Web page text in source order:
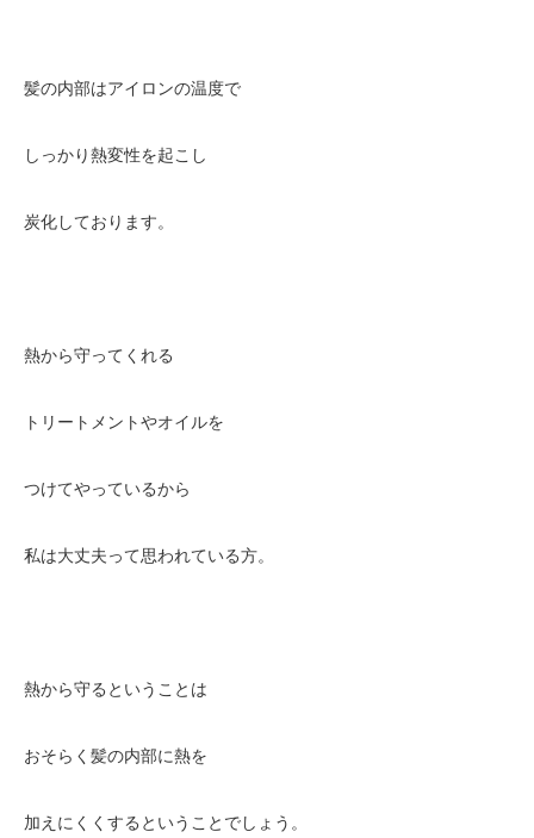
髪の内部はアイロンの温度で
しっかり熱変性を起こし
炭化しております。
熱から守ってくれる
トリートメントやオイルを
つけてやっているから
私は大丈夫って思われている方。
熱から守るということは
おそらく髪の内部に熱を
加えにくくするということでしょう。